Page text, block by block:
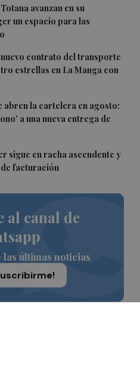
avanzan en su
un espacio para las
contrato del transporte
estrellas en La Manga con
abren la cartelera en agosto:
a una nueva entrega de
sigue en racha ascendente y
de facturación
al canal de
las últimas noticias